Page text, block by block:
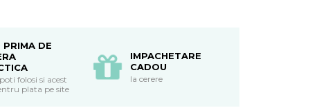
PRIMA DE
folosi si acest
plata pe site
IMPACHETARE
CADOU
la cerere